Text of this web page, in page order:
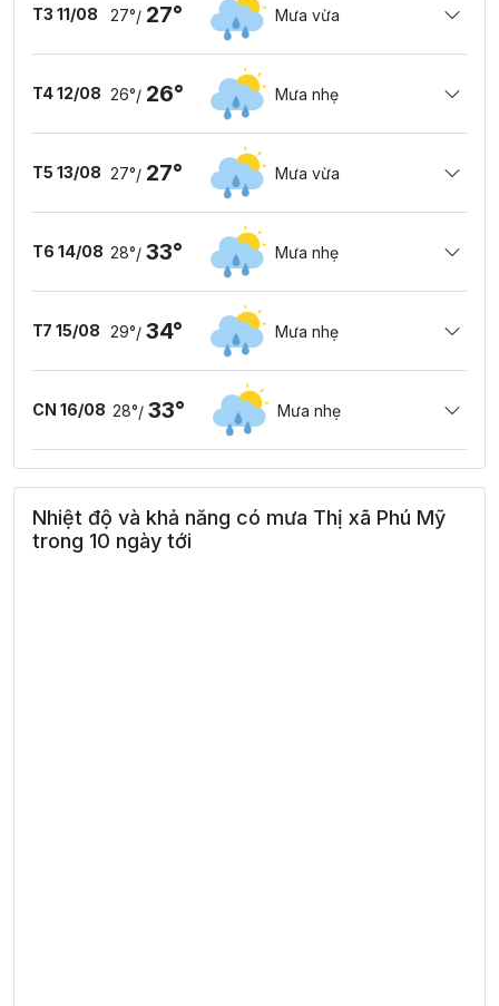
T3 11/08 27°/ 27° Mưa vừa
T4 12/08 26°/ 26° Mưa nhẹ
T5 13/08 27°/ 27° Mưa vừa
T6 14/08 28°/ 33° Mưa nhẹ
T7 15/08 29°/ 34° Mưa nhẹ
CN 16/08 28°/ 33° Mưa nhẹ
Nhiệt độ và khả năng có mưa Thị xã Phú Mỹ
trong 10 ngày tới